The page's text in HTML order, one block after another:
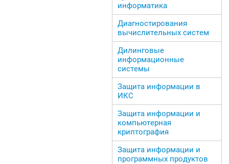
информатика
Диагностирования
вычислительных систем
Дилинговые
информационные
системы
Защита информации в
ИКС
Защита информации и
компьютерная
криптография
Защита информации и
программных продуктов